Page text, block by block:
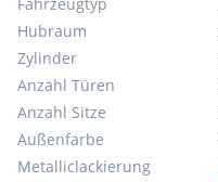
Hubraum
Zylinder
Anzahl Türen
Anzahl Sitze
Außenfarbe
Metallic­lackierung